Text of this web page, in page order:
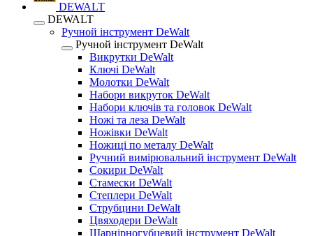
DEWALT
DEWALT
Ручной інструмент DeWalt
Ручной інструмент DeWalt
Викрутки DeWalt
Ключі DeWalt
Молотки DeWalt
Набори викруток DeWalt
Набори ключів та головок DeWalt
Ножі та леза DeWalt
Ножівки DeWalt
Ножиці по металу DeWalt
Ручний вимірювальний інструмент DeWalt
Сокири DeWalt
Стамески DeWalt
Степлери DeWalt
Струбцини DeWalt
Цвяходери DeWalt
Шарнірногубцевий інструмент DeWalt